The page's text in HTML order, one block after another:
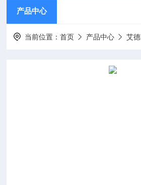
产品中心
当前位置：首页 产品中心 艾